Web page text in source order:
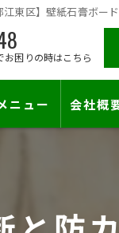
江東区】壁紙石膏ボー
お困りの時はこちら
ニュー 会社概